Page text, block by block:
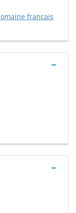
francais